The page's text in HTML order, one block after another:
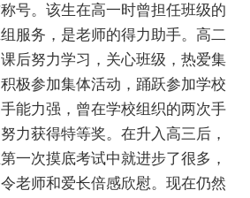
号。该生在高一时曾担任班级的
服务，是老师的得力助手。高二
后努力学习，关心班级，热爱集
极参加集体活动，踊跃参加学校
能力强，曾在学校组织的两次手
力获得特等奖。在升入高三后，
一次摸底考试中就进步了很多，
老师和爱长倍感欣慰。现在仍然